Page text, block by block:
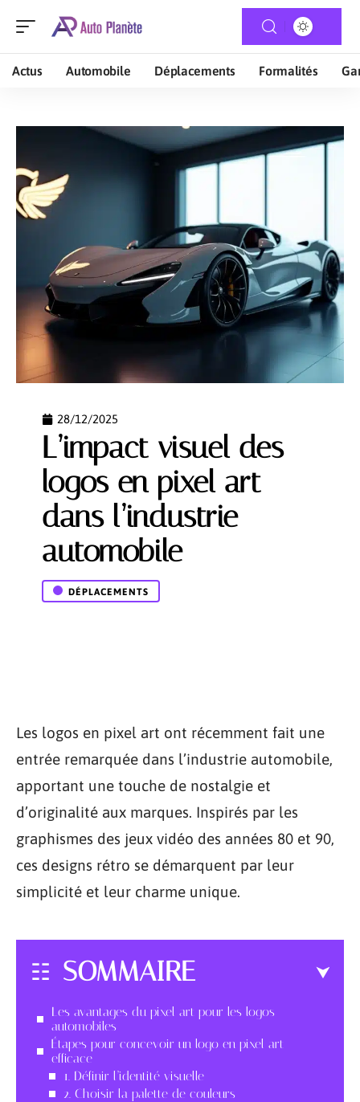
Actus Automobile Déplacements Formalités
28/12/2025
L’impact visuel des
logos en pixel art
dans l’industrie
automobile
DÉPLACEMENTS
Les logos en pixel art ont récemment fait une
entrée remarquée dans l’industrie automobile,
apportant une touche de nostalgie et
d’originalité aux marques. Inspirés par les
graphismes des jeux vidéo des années 80 et 90,
ces designs rétro se démarquent par leur
simplicité et leur charme unique.
SOMMAIRE
Les avantages du pixel art pour les logos
automobiles
Étapes pour concevoir un logo en pixel art
efficace
1. Définir l’identité visuelle
2. Choisir la palette de couleurs